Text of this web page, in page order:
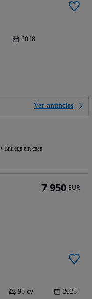
2018
Ver anúncios
Entrega em casa
95 cv 2025
7 950 EUR